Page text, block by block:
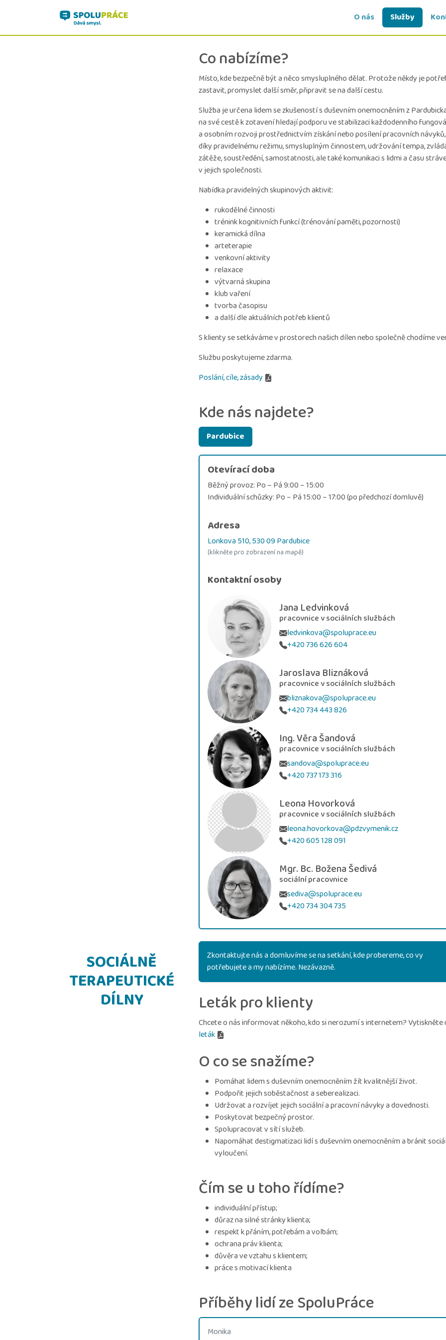
Main Navigation O nás Služby
SOCIÁLNĚ
TERAPEUTICKÉ
DÍLNY
Co nabízíme?
Místo, kde bezpečně být a něco smysluplného dělat. Protože někdy je
zastavit, promyslet další směr, připravit se na další cestu.
Služba je určena lidem se zkušeností s duševním onemocněním z
na své cestě k zotavení hledají podporu ve stabilizaci každodenního
a osobním rozvoji prostřednictvím získání nebo posílení pracovních
díky pravidelnému režimu, smysluplným činnostem, udržování tempa,
zátěže, soustředění, samostatnosti, ale také komunikaci s lidmi a času
v jejich společnosti.
Nabídka pravidelných skupinových aktivit:
rukodělné činnosti
trénink kognitivních funkcí (trénování paměti, pozornosti)
keramická dílna
arteterapie
venkovní aktivity
relaxace
výtvarná skupina
klub vaření
tvorba časopisu
a další dle aktuálních potřeb klientů
S klienty se setkáváme v prostorech našich dílen nebo společně chodíme
Službu poskytujeme zdarma.
Poslání, cíle, zásady
Kde nás najdete?
Pardubice
Otevírací doba
Běžný provoz: Po – Pá 9:00 – 15:00
Individuální schůzky: Po – Pá 15:00 – 17:00 (po předchozí domluvě)
Adresa
Lonkova 510, 530 09 Pardubice
(klikněte pro zobrazení na mapě)
Kontaktní osoby
Jana Ledvinková
pracovnice v sociálních službách
ledvinkova@spoluprace.eu
+420 736 626 604
Jaroslava Bliznáková
pracovnice v sociálních službách
bliznakova@spoluprace.eu
+420 734 443 826
Ing. Věra Šandová
pracovnice v sociálních službách
sandova@spoluprace.eu
+420 737 173 316
Leona Hovorková
pracovnice v sociálních službách
leona.hovorkova@pdzvymenik.cz
+420 605 128 091
Mgr. Bc. Božena Šedivá
sociální pracovnice
sediva@spoluprace.eu
+420 734 304 735
Zkontaktujte nás a domluvíme se na setkání, kde probereme, co vy
potřebujete a my nabízíme. Nezávazně.
Leták pro klienty
Chcete o nás informovat někoho, kdo si nerozumí s internetem? Vytiskněte
leták
O co se snažíme?
Pomáhat lidem s duševním onemocněním žít kvalitnější život.
Podpořit jejich soběstačnost a seberealizaci.
Udržovat a rozvíjet jejich sociální a pracovní návyky a dovednosti.
Poskytovat bezpečný prostor.
Spolupracovat v sítí služeb.
Napomáhat destigmatizaci lidí s duševním onemocněním a bránit
vyloučení.
Čím se u toho řídíme?
individuální přístup;
důraz na silné stránky klienta;
respekt k přáním, potřebám a volbám;
ochrana práv klienta;
důvěra ve vztahu s klientem;
práce s motivací klienta
Příběhy lidí ze SpoluPráce
Monika